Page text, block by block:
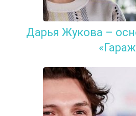
Дарья Жукова –